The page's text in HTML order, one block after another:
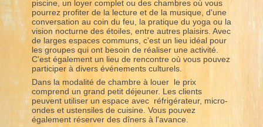
piscine, un loyer complet ou des chambres où vous
pourrez profiter de la lecture et de la musique, d'une
conversation au coin du feu, la pratique du yoga ou la
vision nocturne des étoiles, entre autres plaisirs. Avec
de larges espaces communs, c'est un lieu idéal pour
les groupes qui ont besoin de réaliser une activité.
C'est également un lieu de rencontre où vous pouvez
participer à divers événements culturels.
Dans la modalité de chambre à louer le prix
comprend un grand petit déjeuner. Les clients
peuvent utiliser un espace avec réfrigérateur, micro-
ondes et ustensiles de cuisine. Vous pouvez
également réserver des dîners à l'avance.